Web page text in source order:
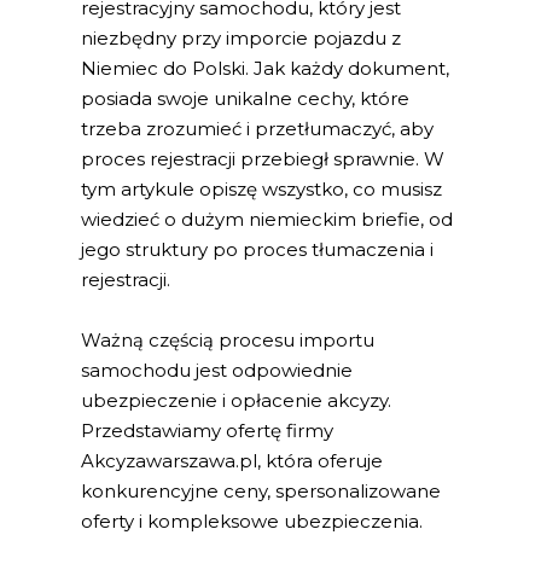
rejestracyjny samochodu, który jest
niezbędny przy imporcie pojazdu z
Niemiec do Polski. Jak każdy dokument,
posiada swoje unikalne cechy, które
trzeba zrozumieć i przetłumaczyć, aby
proces rejestracji przebiegł sprawnie. W
tym artykule opiszę wszystko, co musisz
wiedzieć o dużym niemieckim briefie, od
jego struktury po proces tłumaczenia i
rejestracji.
Ważną częścią procesu importu
samochodu jest odpowiednie
ubezpieczenie i opłacenie akcyzy.
Przedstawiamy ofertę firmy
Akcyzawarszawa.pl, która oferuje
konkurencyjne ceny, spersonalizowane
oferty i kompleksowe ubezpieczenia.